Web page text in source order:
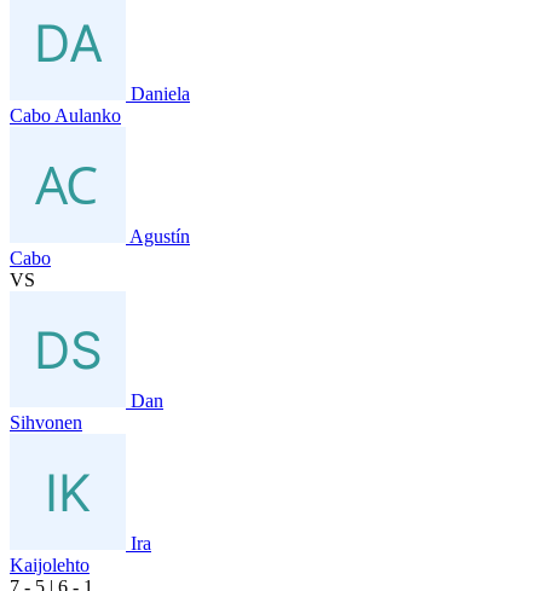
Daniela
Cabo Aulanko
Agustín
Cabo
VS
Dan
Sihvonen
Ira
Kaijolehto
7 - 5 | 6 - 1